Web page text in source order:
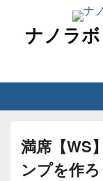
ナノラ
満席【WS
ンプを作